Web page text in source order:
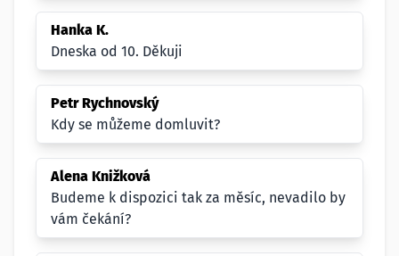
Hanka K.
Dneska od 10. Děkuji
Petr Rychnovský
Kdy se můžeme domluvit?
Alena Knižková
Budeme k dispozici tak za měsíc, nevadilo by
vám čekání?